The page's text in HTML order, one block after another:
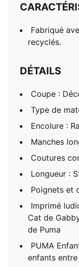
Fabriqué
recyclés.
DÉTAILS
Coupe :
Type de
Encolure :
Manches
Coutures
Longueur :
Poignets et
Imprimé
Cat de
de Puma
PUMA
enfants